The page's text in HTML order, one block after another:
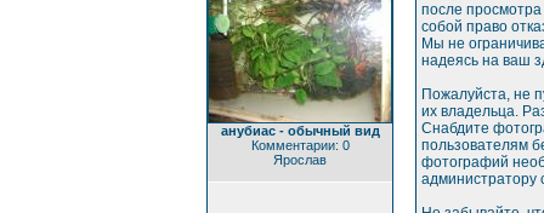
анубиас - обычный вид
Комментарии: 0
Ярослав
после
собой право
Мы не
надеясь на ваш
Пожалуйста, не
их владельца.
Снабдите
пользователям
фотографий
администратору